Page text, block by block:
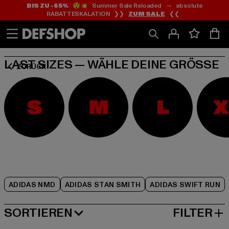
Zum
Inhalt
springen
Zum
Fußzeile
springen
BIS ZU -65%😲💥 Summer Sale Reloaded — absolute
RABATTESKALATION ❯❯ ZUM SALE ❮❮
ZURÜCK
LAST SIZES — WÄHLE DEINE GRÖSSE
ADIDAS NMD ADIDAS STAN SMITH ADIDAS SWIFT RUN
Zum
Produktraster
springen
SORTIEREN
NEUESTE FILTER